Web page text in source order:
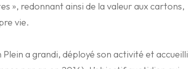
», redonnant ainsi de la valeur aux cartons,
vie.
a grandi, déployé son activité et accueilli